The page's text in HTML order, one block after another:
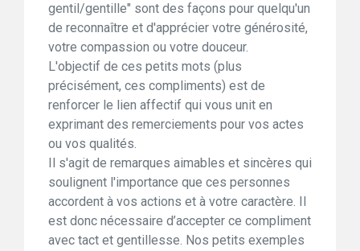
gentil/gentille" sont des façons pour quelqu'un
de reconnaître et d'apprécier votre générosité,
votre compassion ou votre douceur.
L'objectif de ces petits mots (plus
précisément, ces compliments) est de
renforcer le lien affectif qui vous unit en
exprimant des remerciements pour vos actes
ou vos qualités.
Il s'agit de remarques aimables et sincères qui
soulignent l'importance que ces personnes
accordent à vos actions et à votre caractère. Il
est donc nécessaire d’accepter ce compliment
avec tact et gentillesse. Nos petits exemples